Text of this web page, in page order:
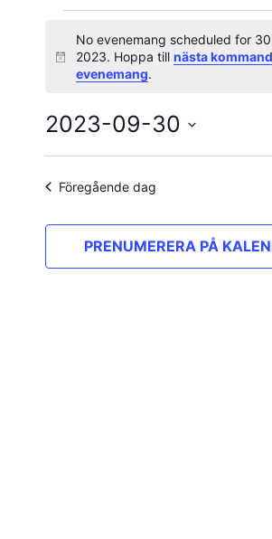
Evenemang
för
30
september
2023
Notis
No evenemang scheduled for
2023. Hoppa tillnästa
evenemang.
2023-09-30
Välj
Föregående dag
PRENUMERERA PÅ